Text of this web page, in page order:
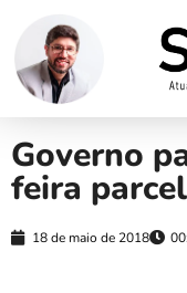
Governo
feira
18 de maio de 2018